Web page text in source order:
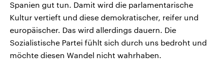
Spanien gut tun. Damit wird die parlamentarische
Kultur vertieft und diese demokratischer, reifer und
europäischer. Das wird allerdings dauern. Die
Sozialistische Partei fühlt sich durch uns bedroht und
möchte diesen Wandel nicht wahrhaben.